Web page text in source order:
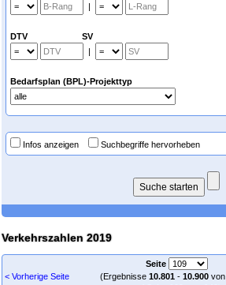
|
DTV SV
|
Bedarfsplan (BPL)-Projekttyp
Infos anzeigen Suchbegriffe hervorheben
Verkehrszahlen 2019
< Vorherige Seite
Seite
(Ergebnisse 10.801- 10.900von